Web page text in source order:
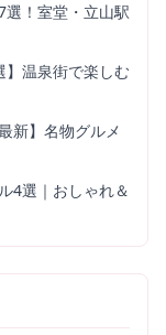
選！室堂・立山駅
】温泉街で楽しむ
新】名物グルメ
4選｜おしゃれ＆